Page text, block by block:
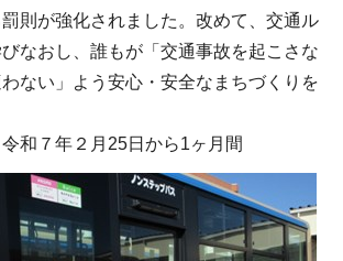
則が強化されました。改めて、交通ル
なおし、誰もが「交通事故を起こさな
ない」よう安心・安全なまちづくりを
令和７年２月25日から1ヶ月間